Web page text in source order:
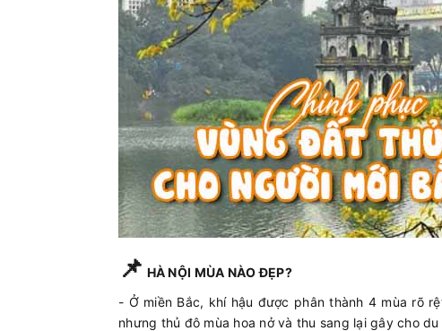
📌 HÀ NỘI MÙA NÀO ĐẸP?
- Ở miền Bắc, khí hậu được phân thành 4 mùa rõ
nhưng thủ đô mùa hoa nở và thu sang lại gây cho